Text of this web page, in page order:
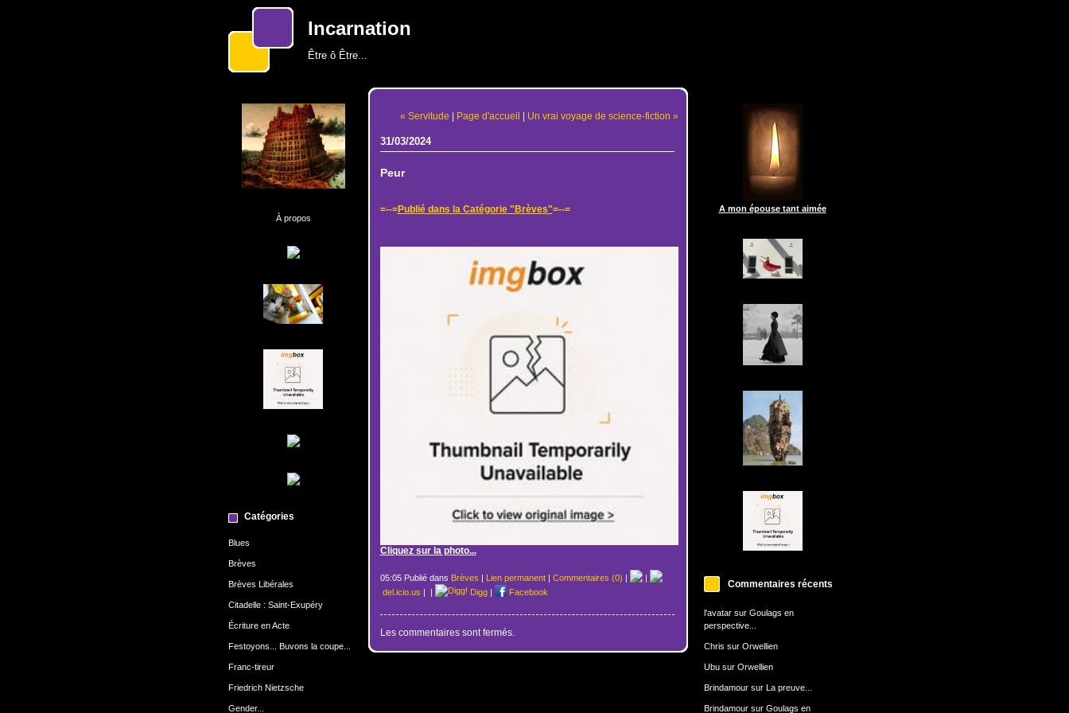
Incarnation
Être ô Être...
À propos
Catégories
Blues
Brèves
Brèves Libérales
Citadelle : Saint-Exupéry
Écriture en Acte
Festoyons... Buvons la coupe...
Franc-tireur
Friedrich Nietzsche
Gender...
A mon épouse tant aimée
Commentaires récents
l'avatarsur Goulags en
perspective...
Chris sur Orwellien
Ubusur Orwellien
Brindamoursur La preuve...
Brindamoursur Goulags en
« Servitude | Page d'accueil | Un vrai voyage de science-fiction »
31/03/2024
Peur
=--=Publié dans la Catégorie "Brèves"=--=
Cliquez sur la photo...
05:05 Publié dans Brèves | Lien permanent| Commentaires (0) |
|
del.icio.us | | Digg| Facebook
Les commentaires sont fermés.